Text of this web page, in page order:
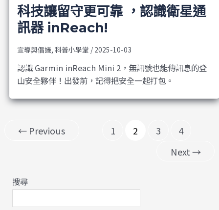
科技讓留守更可靠 ，認識衛星通
訊器 inReach!
宣導與倡議,科普小學堂 / 2025-10-03
認識 Garmin inReach Mini 2，無訊號也能傳訊息的登
山安全夥伴！出發前，記得把安全一起打包。
← Previous 1 2 3
4
Next→
搜尋